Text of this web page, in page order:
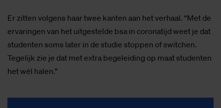
Er zitten volgens haar twee kanten aan het verhaal. “Met de
ervaringen van het uitgestelde bsa in coronatijd weet je dat
studenten soms later in de studie stoppen of switchen.
Tegelijk zie je dat met extra begeleiding op maat studenten
het wél halen.”